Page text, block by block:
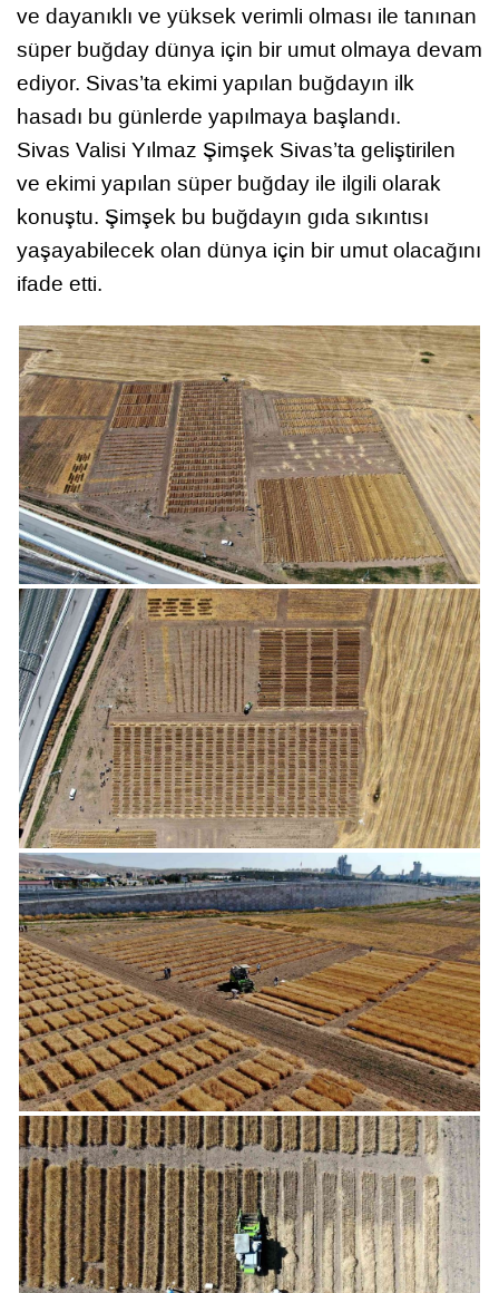
ve dayanıklı ve yüksek verimli olması ile tanınan
süper buğday dünya için bir umut olmaya devam
ediyor. Sivas’ta ekimi yapılan buğdayın ilk
hasadı bu günlerde yapılmaya başlandı.
Sivas Valisi Yılmaz Şimşek Sivas’ta geliştirilen
ve ekimi yapılan süper buğday ile ilgili olarak
konuştu. Şimşek bu buğdayın gıda sıkıntısı
yaşayabilecek olan dünya için bir umut olacağını
ifade etti.